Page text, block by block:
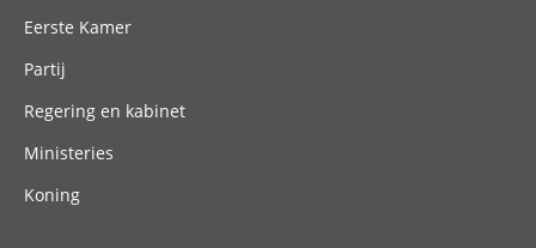
Eerste Kamer
Partij
Regering en kabinet
Ministeries
Koning